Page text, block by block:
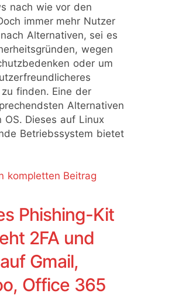
nach wie vor den
immer mehr Nutzer
Alternativen, sei es
wegen
oder um
finden. Eine der
Alternativen
OS. Dieses auf Linux
Betriebssystem bietet
kompletten Beitrag
Phishing-Kit
2FA und
Gmail,
Office 365